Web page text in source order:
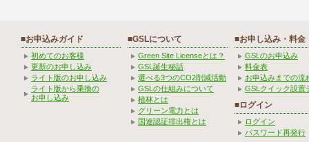
■お申込みガイド
初めてのお客様
更新のお申し込み
ライト版のお申し込み
ライト版から乗換の
お申し込み
■GSLについて
Green Site Licenseとは？
GSL誕生秘話
選べる3つのCO2削減活動
GSLの仕組みについて
植林とは
グリーン電力とは
国連認証排出権とは
■お申し込み・料金
GSLのお申込み
料金表
お申込みまでの流
GSLクイック設置
■ログイン
ログイン
パスワード再発行